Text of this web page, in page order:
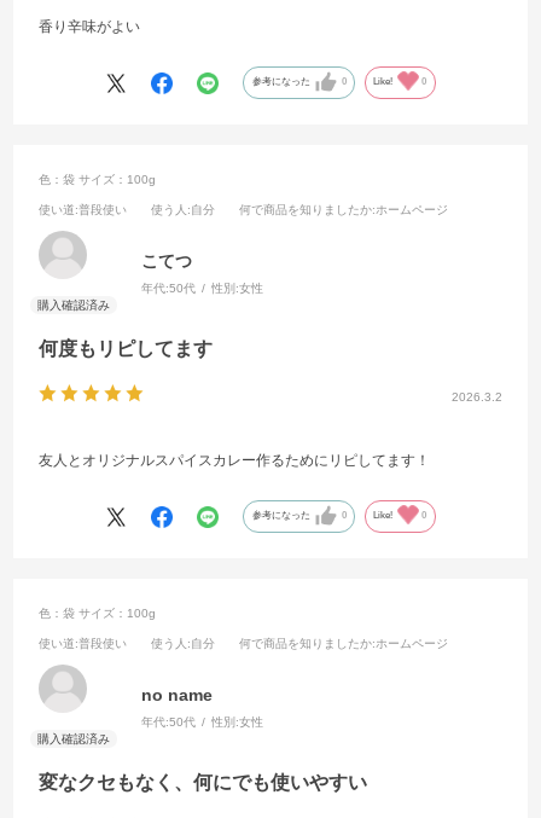
香り辛味がよい
参考になった 0 Like! 0
2026.3.2
何度もリピしてます
色：袋 サイズ：100g
使い道:普段使い 使う人 :自分 何で商品を知りましたか:ホームページ
こてつ
年代:50代 性別:女性
友人とオリジナルスパイスカレー作るためにリピしてます！
参考になった 0 Like! 0
変なクセもなく、何にでも使いやすい
色：袋 サイズ：100g
使い道:普段使い 使う人 :自分 何で商品を知りましたか:ホームページ
no name
年代:50代 性別:女性